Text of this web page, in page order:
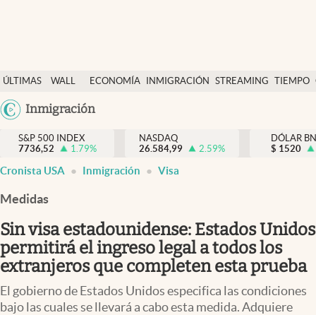
ÚLTIMAS
NOTICIAS
WALL
Y
DÓLAR
ECONOMÍA INMIGRACIÓN STREAMING TIEMPO
México
Inmigración
Finanzas y economía
Wall Street y dólar
Inmigración
Espiritual
Streaming
PC y mobile
S&P 500 INDEX
7736,52
1.79%
NASDAQ
26.584,99
2.59%
DÓLAR
$ 1520
Cronista USA Inmigración Visa
Medidas
Sin visa estadounidense: Estados Unidos
permitirá el ingreso legal a todos los
extranjeros que completen esta prueba
El gobierno de Estados Unidos especifica las condiciones
bajo las cuales se llevará a cabo esta medida. Adquiere